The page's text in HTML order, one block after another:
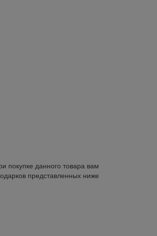
покупке данного товара вам
представленных ниже